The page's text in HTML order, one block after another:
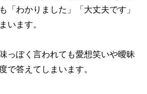
「わかりました」「大丈夫です」
います。
っぽく言われても愛想笑いや曖昧
で答えてしまいます。